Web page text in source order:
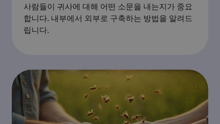
사람들이 귀사에 대해 어떤 소문을 내는지가 중요
합니다. 내부에서 외부로 구축하는 방법을 알려드
립니다.